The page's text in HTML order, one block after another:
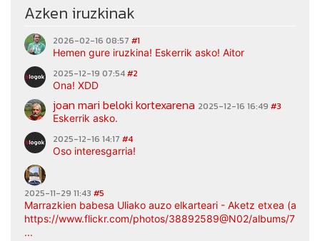
Azken iruzkinak
2026-02-16 08:57 #1
Hemen gure iruzkina! Eskerrik asko! Aitor
2025-12-19 07:54#2
Ona! XDD
joan mari beloki kortexarena 2025-12-16 16:49 #3
Eskerrik asko.
2025-12-16 14:17 #4
Oso interesgarria!
2025-11-29 11:43 #5
Marrazkien babesa Uliako auzo elkarteari - Aketz etxea
https://www.flickr.com/photos/38892589@N02/albums/
...